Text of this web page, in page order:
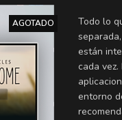
AGOTADO
Todo lo
están
cada
entorno